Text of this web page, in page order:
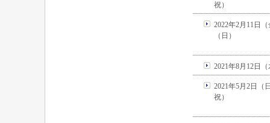
祝）
2022年2月11日
（日）
2021年8月12日
2021年5月2日（
祝）